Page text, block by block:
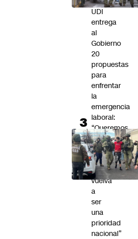
UDI
entrega
al
Gobierno
20
propuestas
para
enfrentar
la
emergencia
laboral:
“Queremos
que
recuperar
el
trabajo
vuelva
a
ser
una
prioridad
nacional”